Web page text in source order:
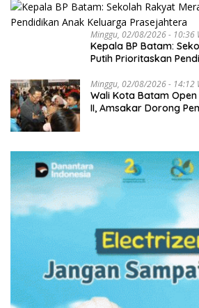
Minggu, 02/08/2026 - 10:36
Kepala BP Batam:
Putih Prioritaskan
Minggu, 02/08/2026 - 14:12
Wali Kota Batam
II, Amsakar Dorong